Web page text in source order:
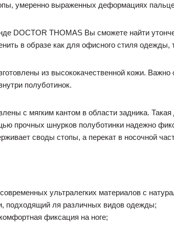
умеренно выраженных деформациях
DOCTOR THOMAS Вы сможете найти
в образе как для офисного стиля одежды,
из высококачественной кожи.
полуботинок.
с мягким кантом в области задника.
прочных шнурков полуботинки надежно
своды стопы, а перекат в носочной
ультралегких материалов с
подходящий ля различных видов одежды;
фиксация на ноге;